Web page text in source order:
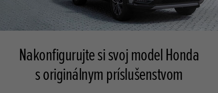
Nakonfigurujte si svoj model Honda
s originálnym príslušenstvom